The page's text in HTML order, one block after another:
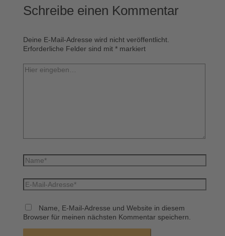
Schreibe einen Kommentar
Deine E-Mail-Adresse wird nicht veröffentlicht.
Erforderliche Felder sind mit *markiert
Hier
eingeben…
Name*
E-
Mail-
Name, E-Mail-Adresse und Website in diesem
Browser für meinen nächsten Kommentar speichern.